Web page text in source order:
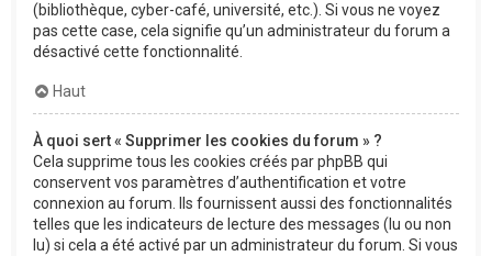
(bibliothèque, cyber-café, université, etc.). Si vous ne voyez
pas cette case, cela signifie qu’un administrateur du forum a
désactivé cette fonctionnalité.
Haut
À quoi sert « Supprimer les cookies du forum » ?
Cela supprime tous les cookies créés par phpBB qui
conservent vos paramètres d’authentification et votre
connexion au forum. Ils fournissent aussi des fonctionnalités
telles que les indicateurs de lecture des messages (lu ou non
lu) si cela a été activé par un administrateur du forum. Si vous